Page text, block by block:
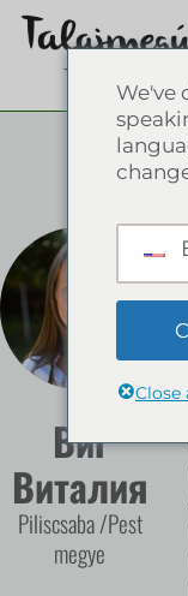
Виг
Виталия
Piliscsaba /Pest
megye
We've